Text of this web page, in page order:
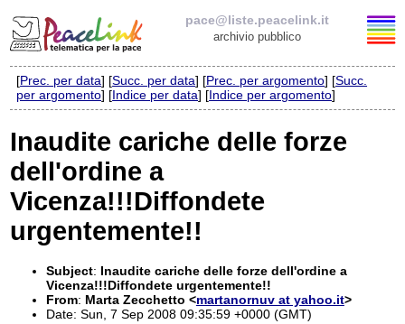
pace@liste.peacelink.it
archivio pubblico
Elenco delle liste
Iscrizione / Cancellazione
Policy delle liste di PeaceLink
Richieste di rimozione
[Prec. per data] [Succ. per data] [Prec. per argomento] [Succ.
per argomento] [Indice per data] [Indice per argomento]
Inaudite cariche delle forze
dell'ordine a
Vicenza!!!Diffondete
urgentemente!!
Subject: Inaudite cariche delle forze dell'ordine a
Vicenza!!!Diffondete urgentemente!!
From: Marta Zecchetto <martanornuv at yahoo.it>
Date: Sun, 7 Sep 2008 09:35:59 +0000 (GMT)